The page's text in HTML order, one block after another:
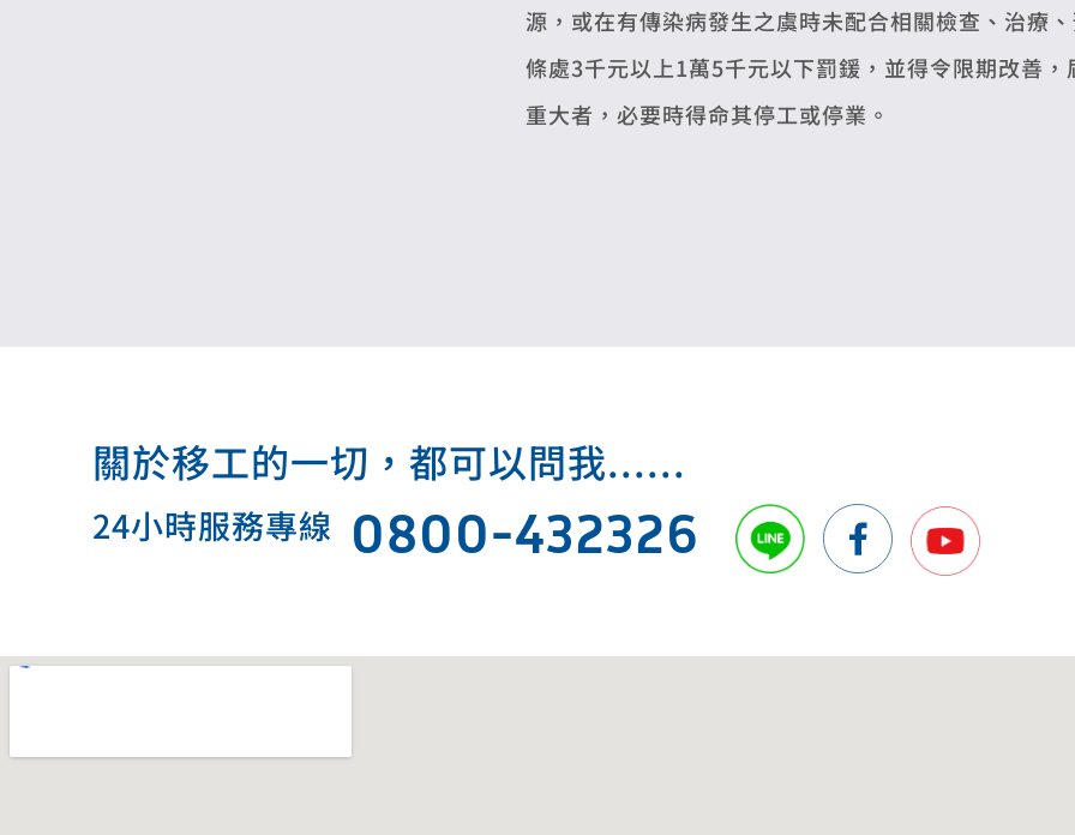
源，或在有傳染病發生之虞時未配合相關檢查、治療
條處3千元以上1萬5千元以下罰鍰，並得令限期改善
重大者，必要時得命其停工或停業。
關於移工的一切，都可以問我......
24小時服務專線 0800-432326